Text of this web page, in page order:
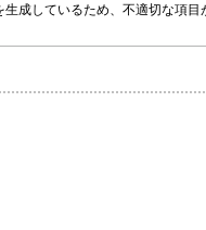
成しているため、不適切な項